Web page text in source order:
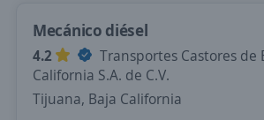
Mecánico diésel
4.2
Transportes Castores de
California S.A. de C.V.
Tijuana, Baja California